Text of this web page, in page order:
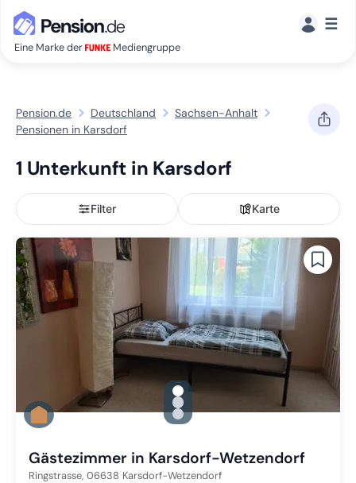
Eine Marke der Mediengruppe
☰
Pension.de Deutschland
Sachsen-Anhalt
Pensionen in Karsdorf
1 Unterkunft in Karsdorf
Filter Karte
gallery.slide_selector
Zu Slide 1 wechseln
Zu Slide 2 wechseln
Zu Slide 3 wechseln
Gästezimmer in Karsdorf-Wetzendorf
Ringstrasse, 06638 Karsdorf-Wetzendorf